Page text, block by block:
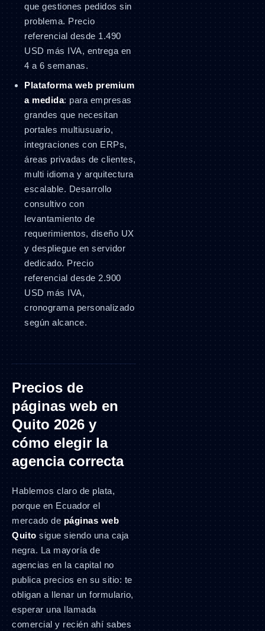
que gestiones pedidos sin
problema. Precio
referencial desde 1.490
USD más IVA, entrega en
4 a 6 semanas.
Plataforma web premium
a medida: para empresas
grandes que necesitan
portales multiusuario,
integraciones con ERPs,
áreas privadas de clientes,
multi idioma y arquitectura
escalable. Desarrollo
consultivo con
levantamiento de
requerimientos, diseño UX
y despliegue en servidor
dedicado. Precio
referencial desde 2.900
USD más IVA,
cronograma personalizado
según alcance.
Precios de
páginas web en
Quito 2026 y
cómo elegir la
agencia correcta
Hablemos claro de plata,
porque en Ecuador el
mercado de páginas web
Quito sigue siendo una caja
negra. La mayoría de
agencias en la capital no
publica precios en su sitio: te
obligan a llenar un formulario,
esperar una llamada
comercial y recién ahí sabes